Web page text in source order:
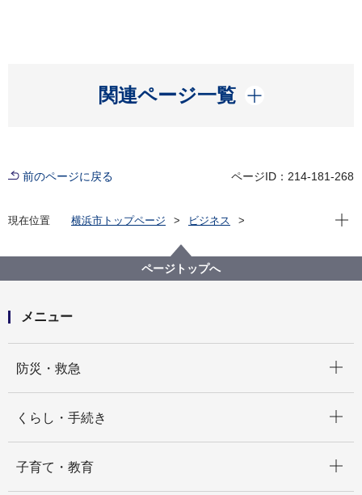
関連ページ一覧
開く
前のページに戻る ページID：214-181-268
現在位置 横浜市トップページ
ビジネス
宅地開発関連手続・法令・許認可
開発許可・市街化調整区域の建築許可等
市街化調整区域内の許可手続き・許可基準
現在
ページトップへ
メニュー
防災・救急
くらし・手続き
子育て・教育